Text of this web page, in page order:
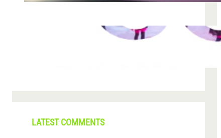
CONI FEST 2026 – o editie record prin
LATEST COMMENTS